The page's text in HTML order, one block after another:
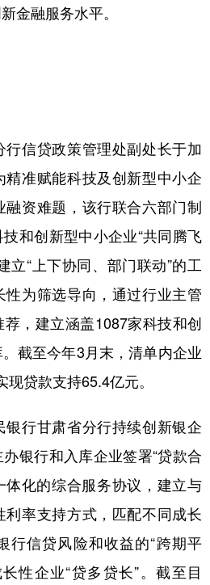
金融服务水平。
信贷政策管理处副处长于加
准赋能科技及创新型中小企
资难题，该行联合六部门制
和创新型中小企业“共同腾飞
立“上下协同、部门联动”的工
为筛选导向，通过行业主管
，建立涵盖1087家科技和创
截至今年3月末，清单内企业
贷款支持65.4亿元。
行甘肃省分行持续创新银企
银行和入库企业签署“贷款合
体化的综合服务协议，建立与
率支持方式，匹配不同成长
行信贷风险和收益的“跨期平
性企业“贷多贷长”。截至目